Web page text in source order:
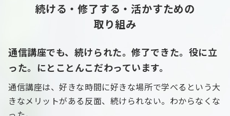
続ける・修了する・活かすための
取り組み
通信講座でも、続けられた。修了できた。役に立
った。にとことんこだわっています。
通信講座は、好きな時間に好きな場所で学べるという大
きなメリットがある反面、続けられない。わからなくな